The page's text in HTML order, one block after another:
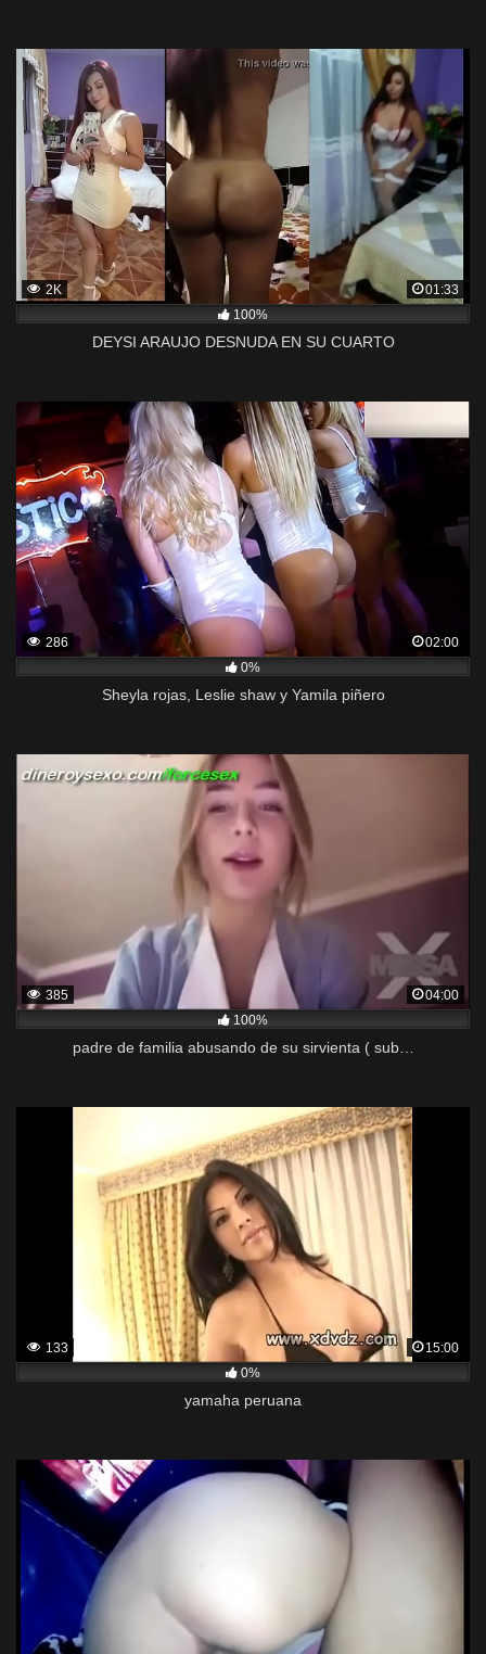
2K
01:33
100%
DEYSI ARAUJO DESNUDA EN SU CUARTO
286
02:00
0%
Sheyla rojas, Leslie shaw y Yamila piñero
385
04:00
100%
padre de familia abusando de su sirvienta ( sub…
133
15:00
0%
yamaha peruana